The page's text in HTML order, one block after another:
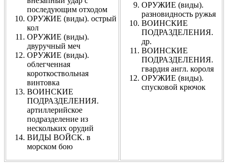
последующим отходом
ОРУЖИЕ (виды). острый
кол
ОРУЖИЕ (виды).
двуручный меч
ОРУЖИЕ (виды).
облегченная
короткоствольная
винтовка
ВОИНСКИЕ
ПОДРАЗДЕЛЕНИЯ.
артиллерийское
подразделение из
нескольких орудий
ВИДЫ ВОЙСК. в
морском бою
ОРУЖИЕ (виды).
разновидность ружья
ВОИНСКИЕ
ПОДРАЗДЕЛЕНИЯ.
др.
ВОИНСКИЕ
ПОДРАЗДЕЛЕНИЯ.
гвардия англ. короля
ОРУЖИЕ (виды).
спусковой крючок